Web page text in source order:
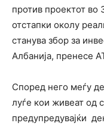
против проектот во
отстапки околу
станува збор за
Албанија, пренесе
Според него меѓу
луѓе кои живеат од
предупредувајќи